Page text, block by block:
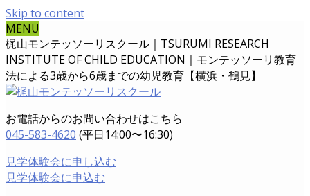
Skip to content
MENU
梶山モンテッソーリスクール｜TSURUMI RESEARCH
INSTITUTE OF CHILD EDUCATION｜ モンテッソーリ教育
法による3歳から6歳までの幼児教育【横浜・鶴見】
お電話からのお問い合わせはこちら
045-583-4620 (平日14:00〜16:30)
見学体験会に申し込む
見学体験会に申込む